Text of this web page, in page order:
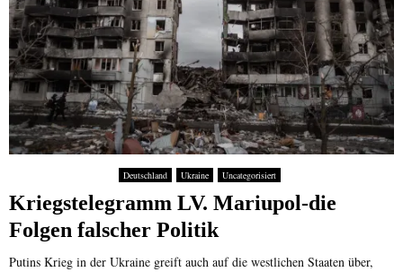
Deutschland Ukraine Uncategorisiert
Kriegstelegramm LV. Mariupol-die
Folgen falscher Politik
Putins Krieg in der Ukraine greift auch auf die westlichen Staaten über,